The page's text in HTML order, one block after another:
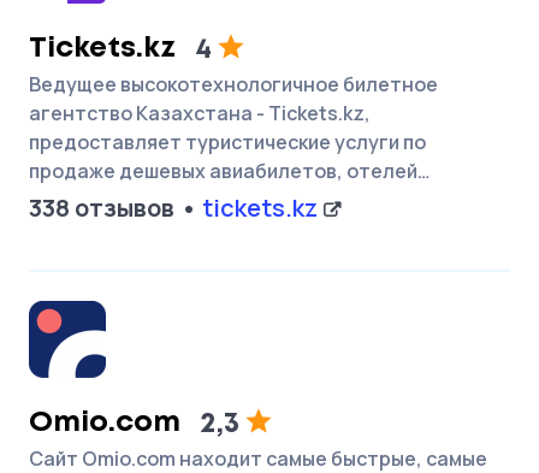
Tickets.kz 4
Ведущее высокотехнологичное билетное
агентство Казахстана - Tickets.kz,
предоставляет туристические услуги по
продаже дешевых авиабилетов, отелей…
338 отзывов tickets.kz
Omio.com 2,3
Сайт Omio.com находит самые быстрые, самые